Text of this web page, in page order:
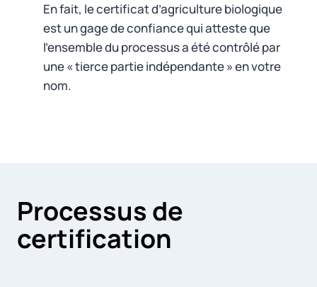
En fait, le certificat d’agriculture biologique
est un gage de confiance qui atteste que
l’ensemble du processus a été contrôlé par
une « tierce partie indépendante » en votre
nom.
Processus de
certification